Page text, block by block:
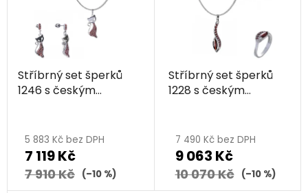
Stříbrný set šperků
1246 s českým
5 883 Kč bez DPH
7 119 Kč
7 910 Kč (–10 %)
Stříbrný set šperků
1228 s českým
7 490 Kč bez DPH
9 063 Kč
10 070 Kč (–10 %)